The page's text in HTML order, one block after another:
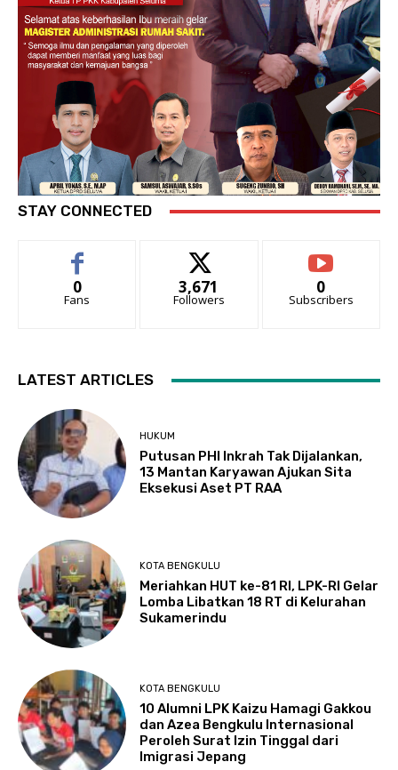
STAY CONNECTED
0
Fans
3,671
Followers
0
Subscribers
LATEST ARTICLES
HUKUM
Putusan PHI Inkrah Tak Dijalankan,
13 Mantan Karyawan Ajukan Sita
Eksekusi Aset PT RAA
KOTA BENGKULU
Meriahkan HUT ke-81 RI, LPK-RI Gelar
Lomba Libatkan 18 RT di Kelurahan
Sukamerindu
KOTA BENGKULU
‎10 Alumni LPK Kaizu Hamagi Gakkou
dan Azea Bengkulu Internasional
Peroleh Surat Izin Tinggal dari
Imigrasi Jepang